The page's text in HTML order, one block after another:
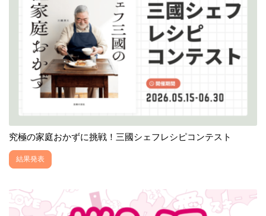
究極の家庭おかずに挑戦！三國シェフレシピコンテスト
結果発表